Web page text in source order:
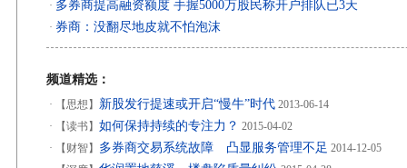
· 多券商提高融资额度 手握5000万股民称开户排队已3天
· 券商：没翻尽地皮就不怕泡沫
频道精选：
· 【思想】 新股发行提速或开启“慢牛”时代 2013-06-14
·
【读书】 如何保持持续的专注力？ 2015-04-02
·
【财智】 多券商交易系统故障 凸显服务管理不足 2014-12-05